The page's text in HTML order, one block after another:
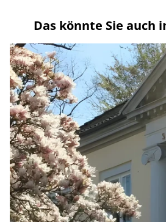
Das könnte Sie auch